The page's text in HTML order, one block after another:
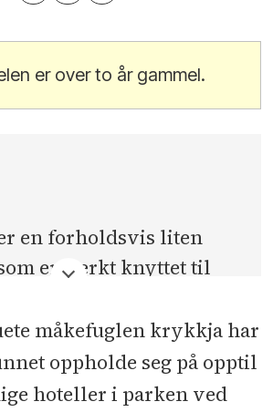
er over to år gammel.
en forholdsvis liten
er sterkt knyttet til
regelmessig langs
kyst.
primært i kolonier i
måkefuglen krykkja har
oppholde seg på opptil
hoteller i parken ved